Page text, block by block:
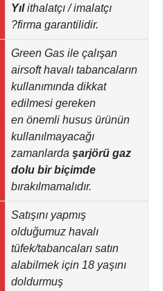
Yılithalatçı / imalatçı
?firma garantilidir.
Green Gas ile çalışan
airsoft havalı tabancaların
kullanımında dikkat
edilmesi gereken
en önemli husus ürünün
kullanılmayacağı
zamanlarda şarjörü gaz
dolu bir biçimde
bırakılmamalıdır.
Satışını yapmış
olduğumuz havalı
tüfek/tabancaları satın
alabilmek için 18 yaşını
doldurmuş